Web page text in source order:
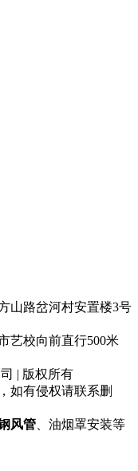
山路岔河村安置楼3号
艺校向前直行500米
| 版权所有
如有侵权请联系删
风管 、油烟罩安装等